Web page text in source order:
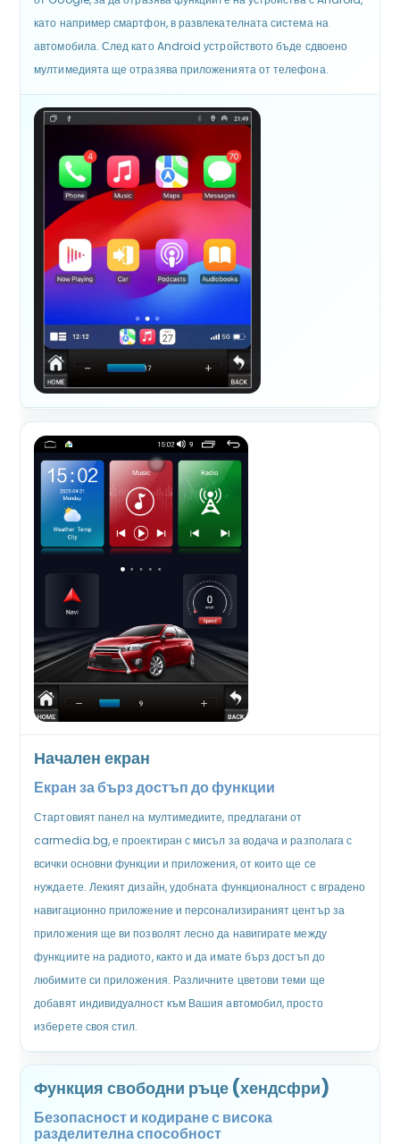
като например смартфон, в развлекателната система на
автомобила. След като Android устройството бъде сдвоено
мултимедията ще отразява приложенията от телефона.
Начален екран
Екран за бърз достъп до функции
Стартовият панел на мултимедиите, предлагани от
carmedia.bg, е проектиран с мисъл за водача и разполага с
всички основни функции и приложения, от които ще се
нуждаете. Лекият дизайн, удобната функционалност с вградено
навигационно приложение и персонализираният център за
приложения ще ви позволят лесно да навигирате между
функциите на радиото, както и да имате бърз достъп до
любимите си приложения. Различните цветови теми ще
добавят индивидуалност към Вашия автомобил, просто
изберете своя стил.
Функция свободни ръце (хендсфри)
Безопасност и кодиране с висока
разделителна способност